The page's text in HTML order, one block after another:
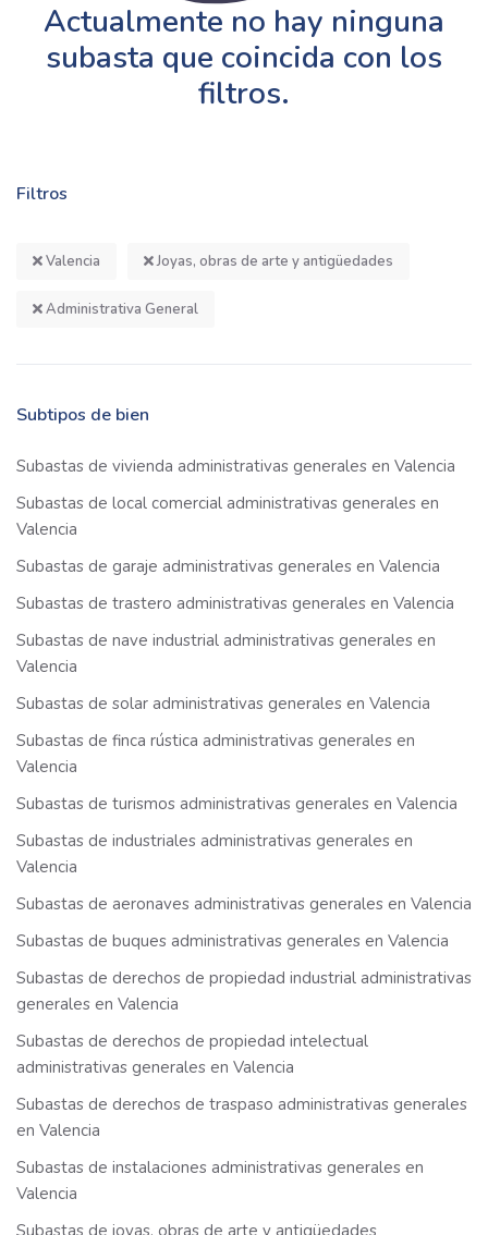
Filtros
Valencia Joyas, obras de arte y antigüedades
Administrativa General
Subtipos de bien
Subastas de vivienda administrativas generales en Valencia
Subastas de local comercial administrativas generales en
Valencia
Subastas de garaje administrativas generales en Valencia
Subastas de trastero administrativas generales en Valencia
Subastas de nave industrial administrativas generales en
Valencia
Subastas de solar administrativas generales en Valencia
Subastas de finca rústica administrativas generales en
Valencia
Subastas de turismos administrativas generales en Valencia
Subastas de industriales administrativas generales en
Valencia
Subastas de aeronaves administrativas generales en Valencia
Subastas de buques administrativas generales en Valencia
Subastas de derechos de propiedad industrial administrativas
generales en Valencia
Subastas de derechos de propiedad intelectual
administrativas generales en Valencia
Subastas de derechos de traspaso administrativas generales
en Valencia
Subastas de instalaciones administrativas generales en
Valencia
Actualmente no hay ninguna
subasta que coincida con los
filtros.